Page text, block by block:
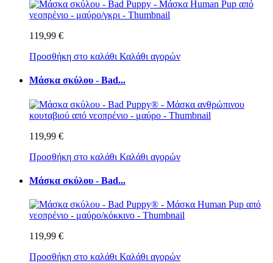
119,99 €
Προσθήκη στο καλάθι Καλάθι αγορών
Μάσκα σκύλου - Bad...
119,99 €
Προσθήκη στο καλάθι Καλάθι αγορών
Μάσκα σκύλου - Bad...
119,99 €
Προσθήκη στο καλάθι Καλάθι αγορών